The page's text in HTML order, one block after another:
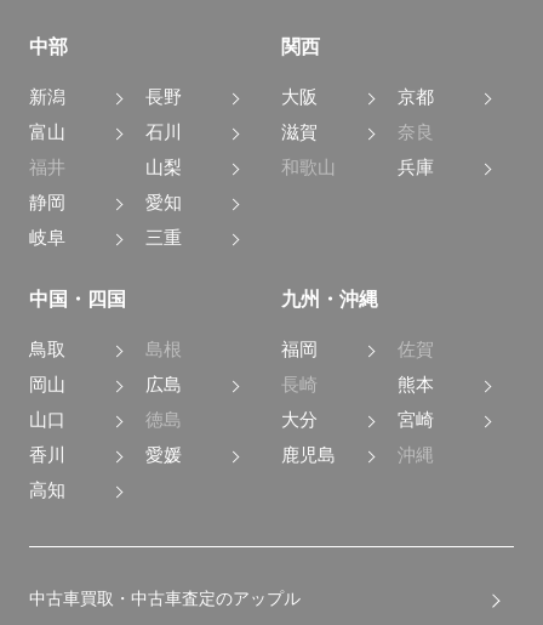
中部
新潟
長野
富山
石川
福井
山梨
静岡
愛知
岐阜
三重
関西
大阪
京都
滋賀
奈良
和歌山
兵庫
中国・四国
鳥取
島根
岡山
広島
山口
徳島
香川
愛媛
高知
九州・沖縄
福岡
佐賀
長崎
熊本
大分
宮崎
鹿児島
沖縄
中古車買取・中古車査定のアップル